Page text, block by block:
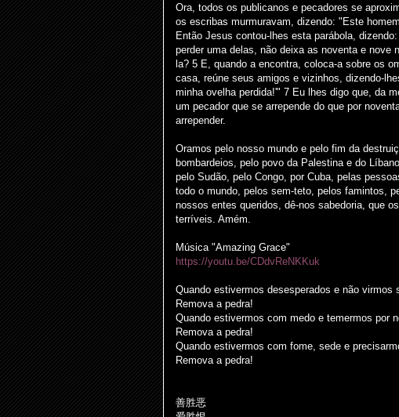
Ora, todos os publicanos e pecadores se
os escribas murmuravam, dizendo: "Este
Então Jesus contou-lhes esta parábola,
perder uma delas, não deixa as noventa e nove
la? 5 E, quando a encontra, coloca-a sobre os
casa, reúne seus amigos e vizinhos, dizendo-
minha ovelha perdida!'" 7 Eu lhes digo que, da
um pecador que se arrepende do que por
arrepender.
Oramos pelo nosso mundo e pelo fim da
bombardeios, pelo povo da Palestina e do
pelo Sudão, pelo Congo, por Cuba, pelas
todo o mundo, pelos sem-teto, pelos famintos,
nossos entes queridos, dê-nos sabedoria, que
terríveis. Amém.
Música "Amazing Grace"
https://youtu.be/CDdvReNKKuk
Quando estivermos desesperados e não virmos
Remova a pedra!
Quando estivermos com medo e temermos por
Remova a pedra!
Quando estivermos com fome, sede e
Remova a pedra!
善胜恶